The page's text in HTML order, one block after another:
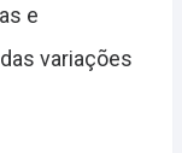
e
variações